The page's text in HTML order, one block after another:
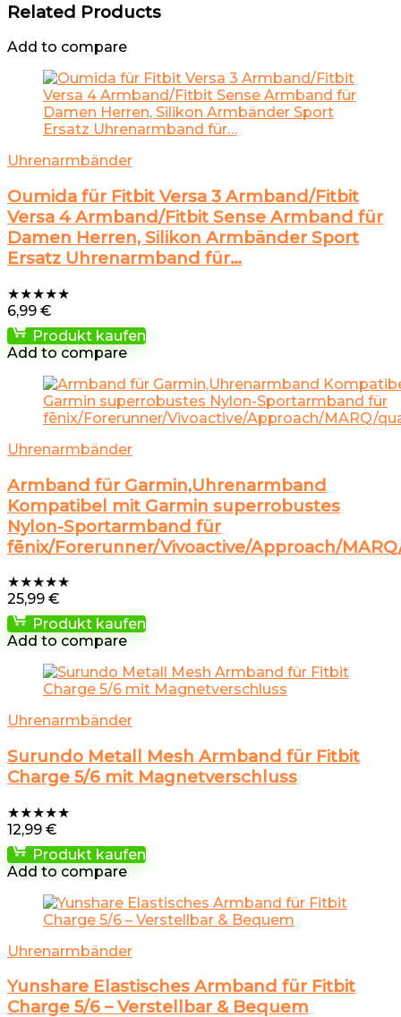
Related Products
Add to compare
Uhrenarmbänder
Oumida für Fitbit Versa 3 Armband/Fitbit
Versa 4 Armband/Fitbit Sense Armband für
Damen Herren, Silikon Armbänder Sport
Ersatz Uhrenarmband für…
★★★★★
6,99 €
Produkt kaufen
Add to compare
Uhrenarmbänder
Armband für Garmin,Uhrenarmband
Kompatibel mit Garmin superrobustes
Nylon-Sportarmband für
fēnix/Forerunner/Vivoactive/Approach/
★★★★★
25,99 €
Produkt kaufen
Add to compare
Uhrenarmbänder
Surundo Metall Mesh Armband für Fitbit
Charge 5/6 mit Magnetverschluss
★★★★★
12,99 €
Produkt kaufen
Add to compare
Uhrenarmbänder
Yunshare Elastisches Armband für Fitbit
Charge 5/6 – Verstellbar & Bequem